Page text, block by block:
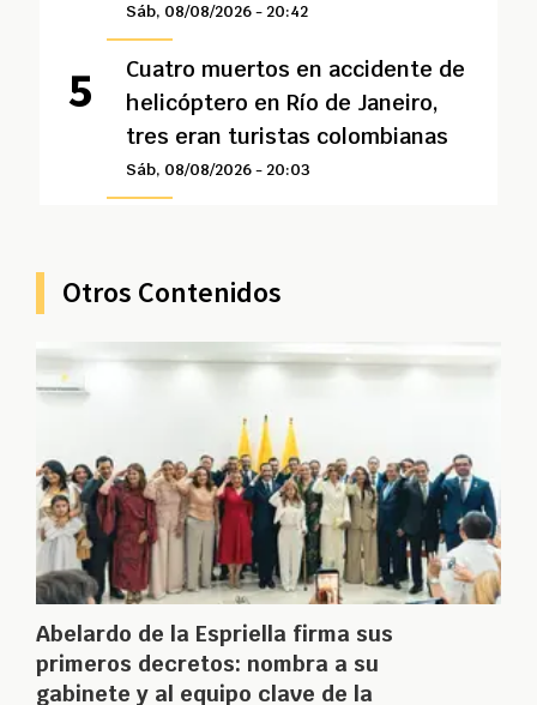
Sáb, 08/08/2026 - 20:42
Cuatro muertos en accidente de
helicóptero en Río de Janeiro,
tres eran turistas colombianas
Sáb, 08/08/2026 - 20:03
Otros Contenidos
Abelardo de la Espriella firma sus
primeros decretos: nombra a su
gabinete y al equipo clave de la